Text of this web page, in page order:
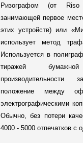
Ризографом (от
занимающей первое
этих устройств) или
использует метод
Используется в
тиражей
производительности
положение между
электрографическими
Обычно, без потери
4000 - 5000 отпечатков с